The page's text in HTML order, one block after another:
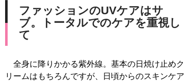
ファッションのUVケアはサ
ブ。トータルでのケアを重視し
て
全身に降りかかる紫外線。基本の日焼け止めク
リームはもちろんですが、日頃からのスキンケア